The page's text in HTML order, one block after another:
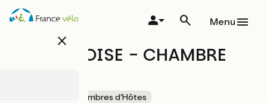
Aller
au
close
Menu
L'OUSTALOISE - CHAMBRE
Chambres d'Hôtes